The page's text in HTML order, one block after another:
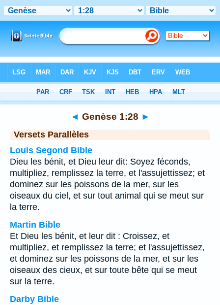
Chapitre 1> Verset 28
◄ Genèse 1:28 ►
Versets Parallèles
Louis Segond Bible
Dieu les bénit, et Dieu leur dit: Soyez féconds,
multipliez, remplissez la terre, et l'assujettissez; et
dominez sur les poissons de la mer, sur les
oiseaux du ciel, et sur tout animal qui se meut sur
la terre.
Martin Bible
Et Dieu les bénit, et leur dit : Croissez, et
multipliez, et remplissez la terre; et l'assujettissez,
et dominez sur les poissons de la mer, et sur les
oiseaux des cieux, et sur toute bête qui se meut
sur la terre.
Darby Bible